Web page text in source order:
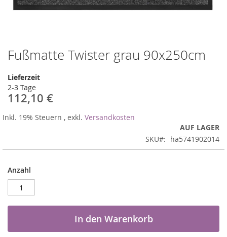
Fußmatte Twister grau 90x250cm
Lieferzeit
2-3 Tage
112,10 €
Inkl. 19% Steuern , exkl. Versandkosten
AUF LAGER
SKU
ha5741902014
Anzahl
In den Warenkorb
Zum
Anfang
der
Bildergalerie
springen